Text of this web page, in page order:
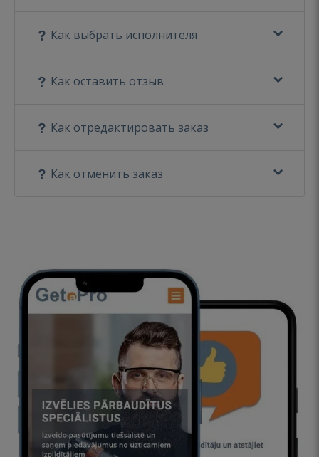
Как выбрать исполнителя
Как оставить отзыв
Как отредактировать заказ
Как отменить заказ